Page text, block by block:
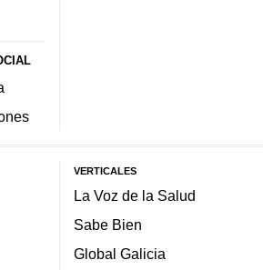
VERTICALES
La Voz de la Salud
Sabe Bien
Global Galicia